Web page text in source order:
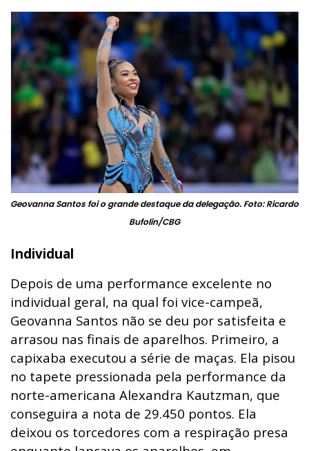
Geovanna Santos foi o grande destaque da delegação. Foto: Ricardo
Bufolin/CBG
Individual
Depois de uma performance excelente no
individual geral, na qual foi vice-campeã,
Geovanna Santos não se deu por satisfeita e
arrasou nas finais de aparelhos. Primeiro, a
capixaba executou a série de maças. Ela pisou
no tapete pressionada pela performance da
norte-americana Alexandra Kautzman, que
conseguira a nota de 29.450 pontos. Ela
deixou os torcedores com a respiração presa